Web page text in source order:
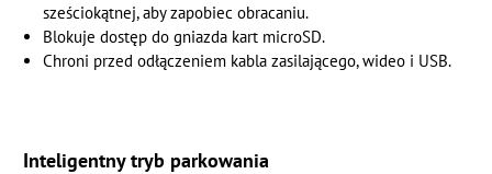
sześciokątnej, aby zapobiec obracaniu.
Blokuje dostęp do gniazda kart microSD.
Chroni przed odłączeniem kabla zasilającego, wideo i USB.
Inteligentny tryb parkowania